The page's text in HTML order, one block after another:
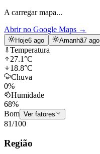
A carregar mapa...
Abrir no Google Maps →
Hoje6 ago Amanhã7 ago
Temperatura
27.1°C
18.8°C
Chuva
0%
Humidade
68%
Bom Ver fatores
81/100
Região